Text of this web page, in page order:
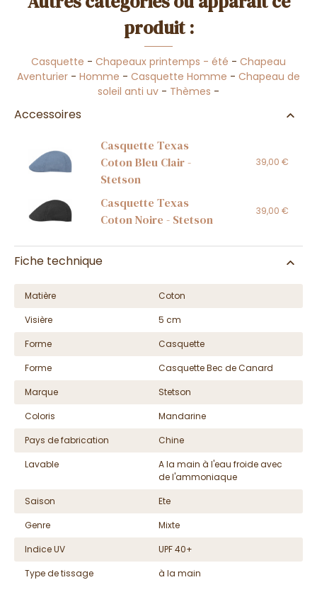
produit :
Casquette - Chapeaux printemps - été - Chapeau
Aventurier - Homme - Casquette Homme - Chapeau de
soleil anti uv - Thèmes -
Accessoires
Casquette Texas
Coton Bleu Clair -
Stetson
39,00 €
Casquette Texas
Coton Noire - Stetson
39,00 €
Fiche technique
Matière
Coton
Visière
5 cm
Forme
Casquette
Forme
Casquette Bec de Canard
Marque
Stetson
Coloris
Mandarine
Pays de fabrication
Chine
Lavable
A la main à l'eau froide avec
de l'ammoniaque
Saison
Ete
Genre
Mixte
Indice UV
UPF 40+
Type de tissage
à la main